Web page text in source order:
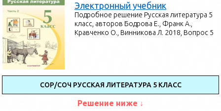
Электронный учебник
Подробное решение Русская литература 5
класс, авторов Бодрова Е., Франк А.,
Кравченко О., Винникова Л. 2018, Вопрос 5
СОР/СОЧ РУССКАЯ ЛИТЕРАТУРА 5 КЛАСС
Решение ниже ↓